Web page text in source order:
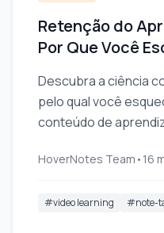
Retenção do
Por Que Você
Descubra a ciência
pelo qual você
conteúdo de
transformar sua
HoverNotes Team • 16
#video learning #note-